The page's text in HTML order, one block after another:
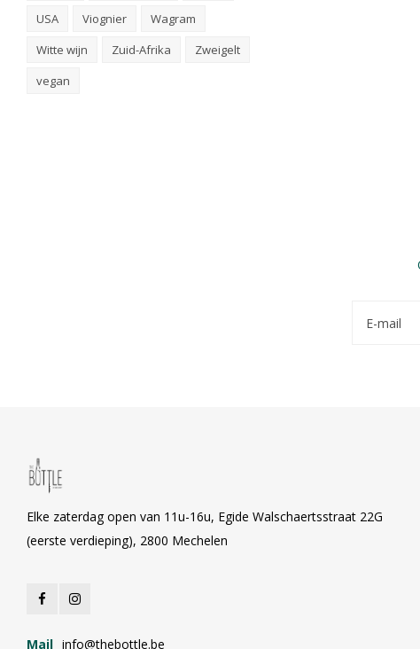
USA
Viognier
Wagram
Witte wijn
Zuid-Afrika
Zweigelt
vegan
Elke zaterdag open van 11u-16u, Egide Walschaertsstraat 22G
(eerste verdieping), 2800 Mechelen
Mail info@thebottle.be